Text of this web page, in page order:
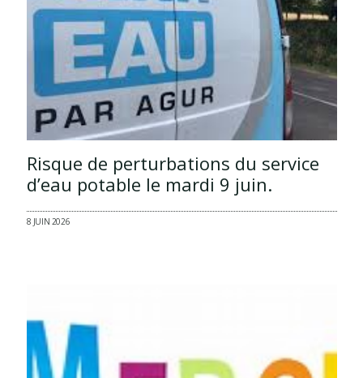
Risque de perturbations du service
d’eau potable le mardi 9 juin.
8 JUIN 2026